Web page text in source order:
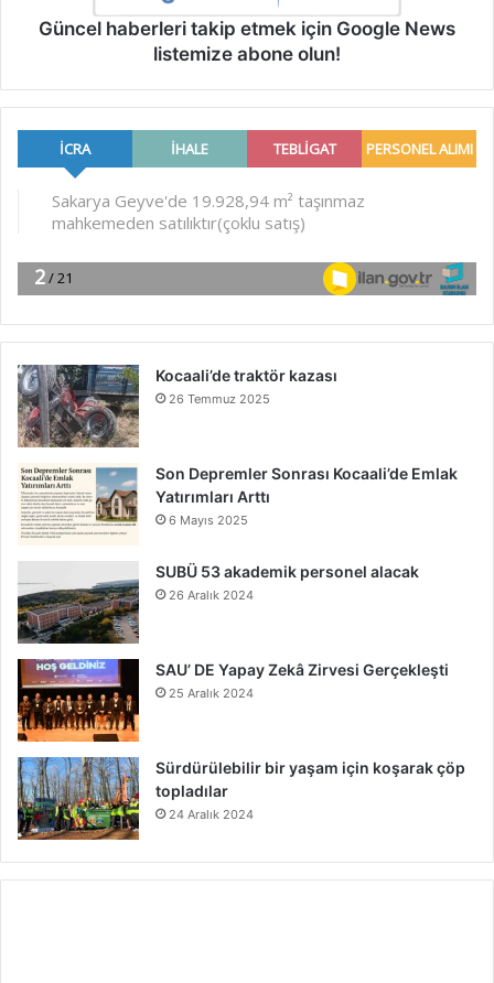
Güncel haberleri takip etmek için Google News
listemize abone olun!
Kocaali’de traktör kazası
26 Temmuz 2025
Son Depremler Sonrası Kocaali’de Emlak
Yatırımları Arttı
6 Mayıs 2025
SUBÜ 53 akademik personel alacak
26 Aralık 2024
SAU’ DE Yapay Zekâ Zirvesi Gerçekleşti
25 Aralık 2024
Sürdürülebilir bir yaşam için koşarak çöp
topladılar
24 Aralık 2024